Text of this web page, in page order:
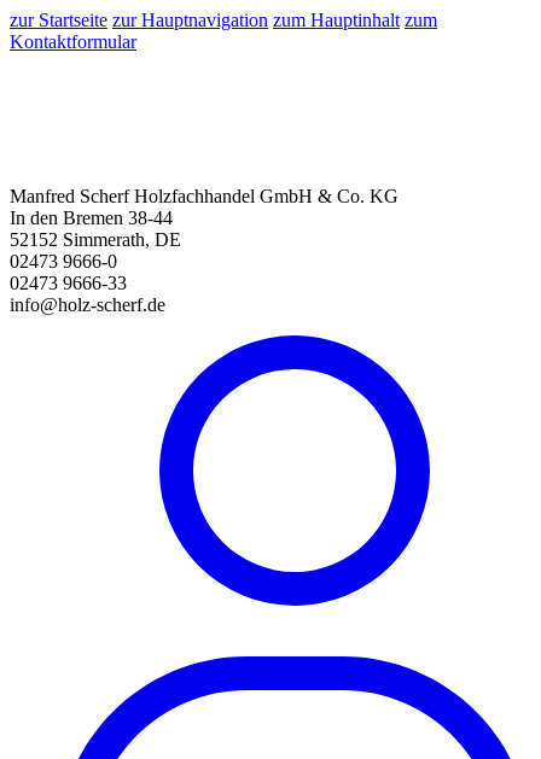
zur Startseite zur Hauptnavigation zum Hauptinhalt zum
Kontaktformular
Manfred Scherf Holzfachhandel GmbH & Co. KG
In den Bremen 38-44
52152 Simmerath, DE
02473 9666-0
02473 9666-33
info@holz-scherf.de